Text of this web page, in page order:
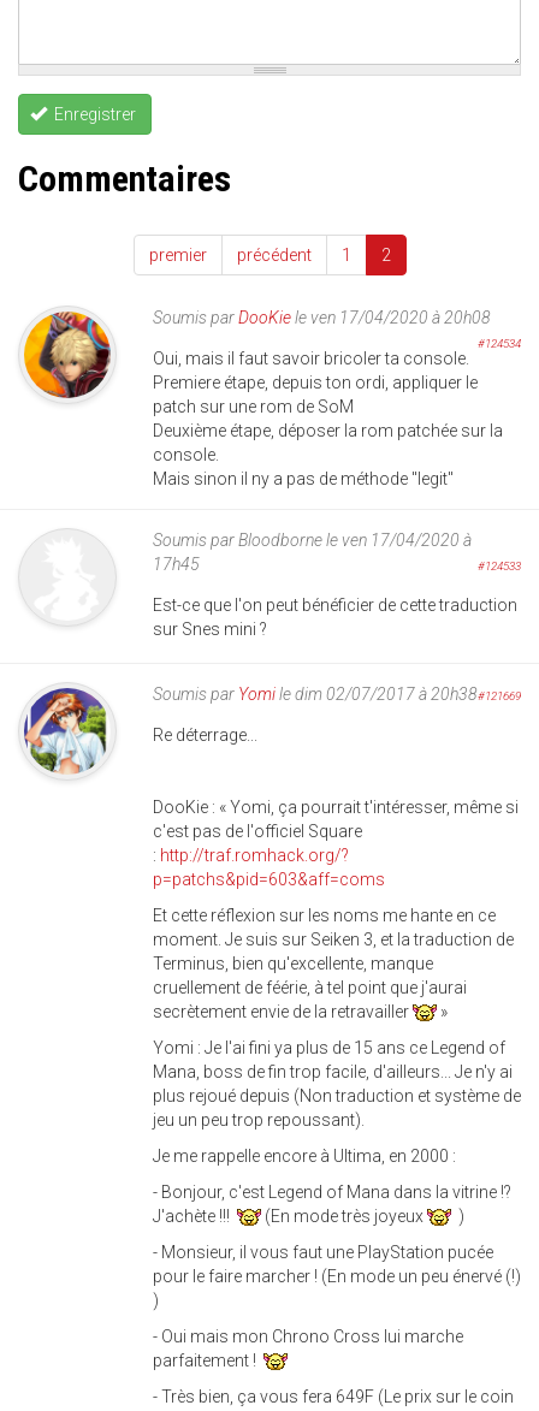
Enregistrer
Commentaires
premier précédent 1 2
Soumis parDooKiele ven 17/04/2020 à 20h08
#124534
Oui, mais il faut savoir bricoler ta console.
Premiere étape, depuis ton ordi, appliquer le
patch sur une rom de SoM
Deuxième étape, déposer la rom patchée sur la
console.
Mais sinon il ny a pas de méthode "legit"
Soumis parBloodbornele ven 17/04/2020 à
17h45
#124533
Est-ce que l'on peut bénéficier de cette traduction
sur Snes mini ?
Soumis par Yomile dim 02/07/2017 à 20h38#121669
Re déterrage...
DooKie : «Yomi, ça pourrait t'intéresser, même si
c'est pas de l'officiel Square
: http://traf.romhack.org/?
p=patchs&pid=603&aff=coms
Et cette réflexion sur les noms me hante en ce
moment. Je suis sur Seiken 3, et la traduction de
Terminus, bien qu'excellente, manque
cruellement de féérie, à tel point que j'aurai
secrètement envie de la retravailler
»
Yomi : Je l'ai fini ya plus de 15 ans ce Legend of
Mana, boss de fin trop facile, d'ailleurs... Je n'y ai
plus rejoué depuis (Non traduction et système de
jeu un peu trop repoussant).
Je me rappelle encore à Ultima, en 2000 :
- Bonjour, c'est Legend of Mana dans la vitrine !?
J'achète !!!
(En mode très joyeux
)
- Monsieur, il vous faut une PlayStation pucée
pour le faire marcher ! (En mode un peu énervé (!)
)
- Oui mais mon Chrono Cross lui marche
parfaitement !
- Très bien, ça vous fera 649F (Le prix sur le coin